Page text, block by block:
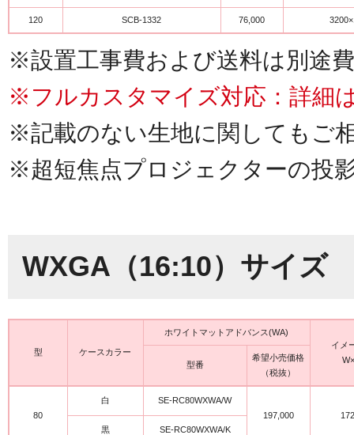
120 SCB-1332 76,000
※設置工事費および送料は別途
※フルカスタマイズ対応：詳細
※記載のない生地に関してもご
※超短焦点プロジェクターの投
WXGA（16:10）サイズ
型 ケースカラー
ホワイトマットアドバンス(WA)
イメ
型番
希望小売価格
（税抜）
80
白
SE-RC80WXWA/W
197,000
黒
SE-RC80WXWA/K